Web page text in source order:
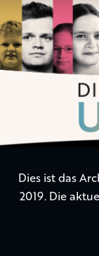
Die
Kinder
der
Dies ist das
2019. Die